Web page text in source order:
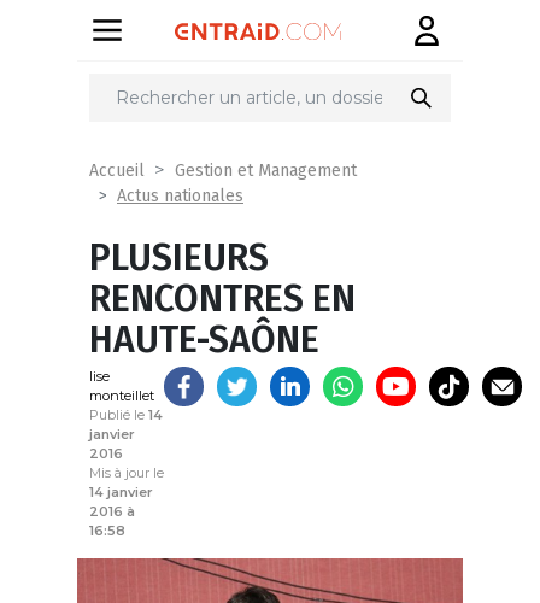
Partager
Accueil
Gestion et Management
Actus nationales
PLUSIEURS
RENCONTRES EN
HAUTE-SAÔNE
lise
monteillet
Publié le 14
janvier
2016
Mis à jour le
14 janvier
2016 à
16:58